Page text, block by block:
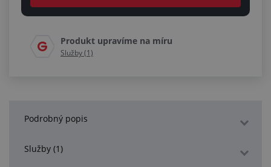
Produkt upravíme na míru
Služby (1)
Podrobný popis
Služby (1)